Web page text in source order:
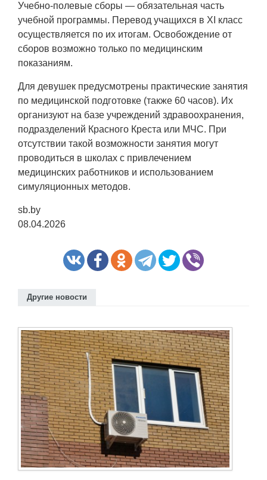
Учебно-полевые сборы — обязательная часть
учебной программы. Перевод учащихся в XI класс
осуществляется по их итогам. Освобождение от
сборов возможно только по медицинским
показаниям.
Для девушек предусмотрены практические занятия
по медицинской подготовке (также 60 часов). Их
организуют на базе учреждений здравоохранения,
подразделений Красного Креста или МЧС. При
отсутствии такой возможности занятия могут
проводиться в школах с привлечением
медицинских работников и использованием
симуляционных методов.
sb.by
08.04.2026
Другие новости